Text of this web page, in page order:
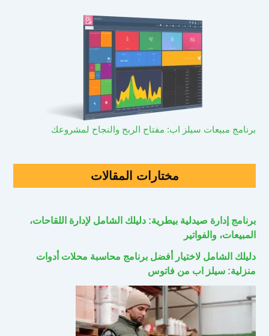
برنامج مبيعات سيلز اب: مفتاح الربح والنجاح لمشروعك
مختارات المقالات
برنامج إدارة صيدلية بيطرية: دليلك الشامل لإدارة اللقاحات،
المبيعات، والفواتير
دليلك الشامل لاختيار أفضل برنامج محاسبة محلات أدوات
منزلية: سيلز اب من فاتوس